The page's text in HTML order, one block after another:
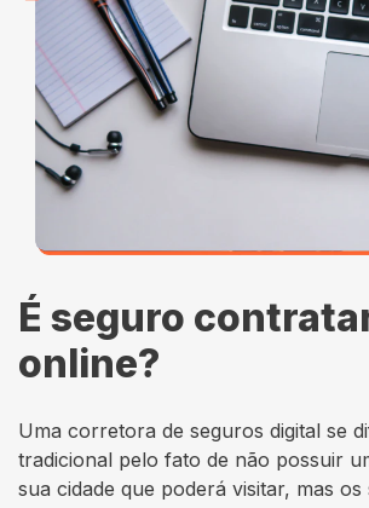
É seguro
online?
Uma corretora de seguros digital se
tradicional pelo fato de não possuir
sua cidade que poderá visitar, mas os